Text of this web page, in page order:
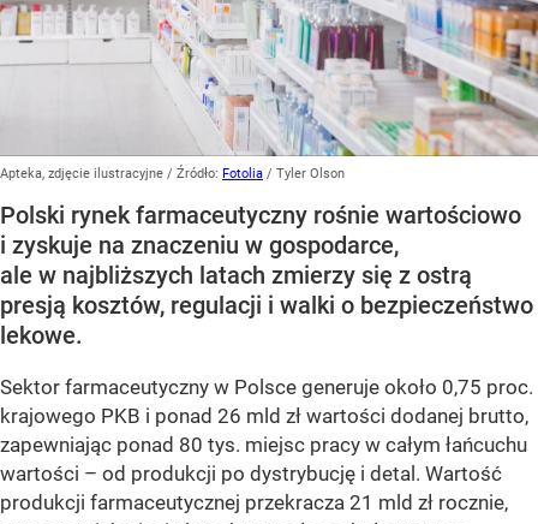
Apteka, zdjęcie ilustracyjne / Źródło: Fotolia / Tyler Olson
Polski rynek farmaceutyczny rośnie wartościowo
i zyskuje na znaczeniu w gospodarce,
ale w najbliższych latach zmierzy się z ostrą
presją kosztów, regulacji i walki o bezpieczeństwo
lekowe.
Sektor farmaceutyczny w Polsce generuje około 0,75 proc.
krajowego PKB i ponad 26 mld zł wartości dodanej brutto,
zapewniając ponad 80 tys. miejsc pracy w całym łańcuchu
wartości – od produkcji po dystrybucję i detal. Wartość
produkcji farmaceutycznej przekracza 21 mld zł rocznie,